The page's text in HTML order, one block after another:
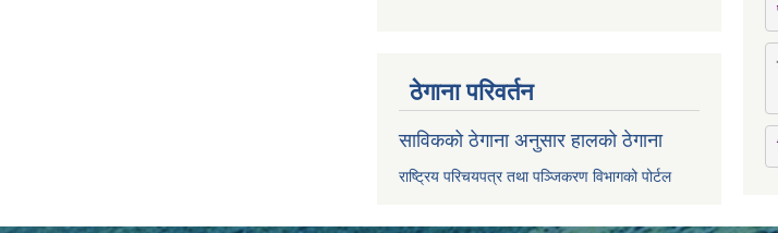
ठेगाना परिवर्तन
साविकको ठेगाना अनुसार हालको ठेगाना
राष्ट्रिय परिचयपत्र तथा पञ्जिकरण विभागको पोर्टल